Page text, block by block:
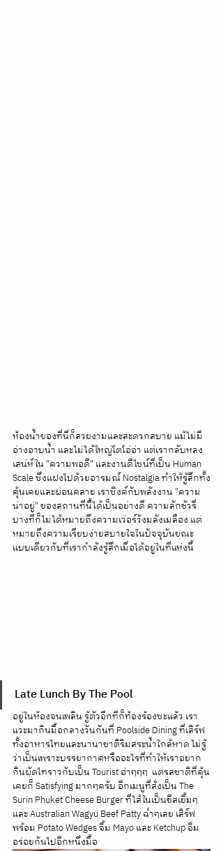
ห้องน้ำของที่นี่ก็สวยงามและสะดวกสบาย แม้ไม่มี
อ่างอาบน้ำ และไม่ได้ใหญ่โตโอ่อ่า แต่เรากลับหลง
เสน่ห์ใน "ความพอดี" และงานดีไซน์ที่เป็น Human
Scale ซึ่งแฝงไปด้วยอารมณ์ Nostalgia ทำให้รู้สึกทั้ง
คุ้นเคยและผ่อนคลาย เราซิงค์กับพลังงาน "ความ
น่าอยู่" ของสถานที่นี้ได้เป็นอย่างดี ความลักชัวรี่
บางทีก็ไม่ได้หมายถึงความเว่อร์วังมลังเมลือง แต่
หมายถึงความเรียบง่ายสบายใจในปัจจุบันขณะ
แบบเดียวกับที่เรากำลังรู้สึกเมื่อได้อยู่ในที่แห่งนี้
Late Lunch By The Pool
อยู่ในห้องจนเพลิน รู้ตัวอีกทีก็ท้องร้องซะแล้ว เรา
แวะมากินมื้อกลางวันกันที่ Poolside Dining ที่เสิร์ฟ
ทั้งอาหารไทยและนานาชาติริมสระน้ำใกล้หาด ไม่รู้
ว่าเป็นเพราะบรรยากาศหรืออะไรที่ทำให้เราอยาก
กินผัดไทราวกับเป็น Tourist ฮ่าๆๆๆ  แต่รสชาติที่คุ้น
เคยก็ Satisfying มากๆครับ อีกเมนูที่สั่งเป็น The
Surin Phuket Cheese Burger ที่ไส้ในเป็นชีสเยิ้มๆ
และ Australian Wagyu Beef Patty ฉ่ำๆเลย เสิร์ฟ
พร้อม Potato Wedges จิ้ม Mayo และ Ketchup อิ่ม
อร่อยกันไปอีกหนึ่งมื้อ